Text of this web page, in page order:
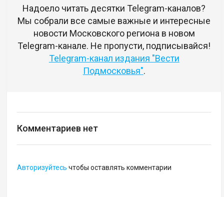
Надоело читать десятки Telegram-каналов?
Мы собрали все самые важные и интересные
новости Московского региона в новом
Telegram-канале. Не пропусти, подписывайся!
Telegram-канал издания "Вести
Подмосковья".
Комментариев нет
Авторизуйтесь чтобы оставлять комментарии